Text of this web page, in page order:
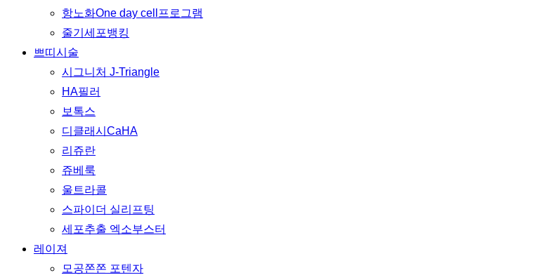
항노화One day cell프로그램
줄기세포뱅킹
쁘띠시술
시그니처 J-Triangle
HA필러
보톡스
디클래시CaHA
리쥬란
쥬베룩
울트라콜
스파이더 실리프팅
세포추출 엑소부스터
레이져
모공쫀쫀 포텐자